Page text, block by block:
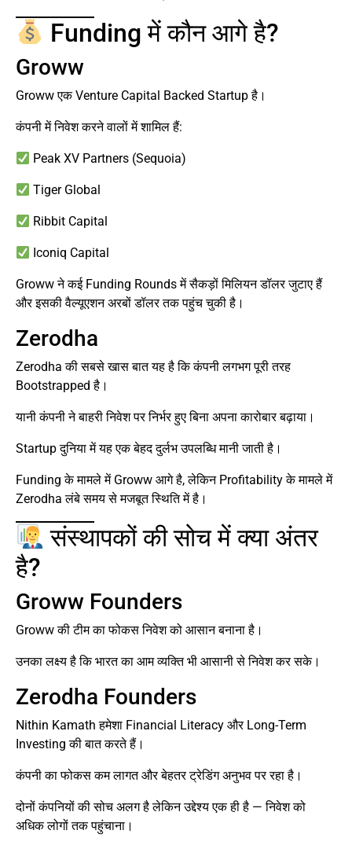
Funding में कौन आगे है?
Groww
Groww एक Venture Capital Backed Startup है।
कंपनी में निवेश करने वालों में शामिल हैं:
Peak XV Partners (Sequoia)
Tiger Global
Ribbit Capital
Iconiq Capital
Groww ने कई Funding Rounds में सैकड़ों मिलियन डॉलर जुटाए हैं
और इसकी वैल्यूएशन अरबों डॉलर तक पहुंच चुकी है।
Zerodha
Zerodha की सबसे खास बात यह है कि कंपनी लगभग पूरी तरह
Bootstrapped है।
यानी कंपनी ने बाहरी निवेश पर निर्भर हुए बिना अपना कारोबार बढ़ाया।
Startup दुनिया में यह एक बेहद दुर्लभ उपलब्धि मानी जाती है।
Funding के मामले में Groww आगे है, लेकिन Profitability के मामले में
Zerodha लंबे समय से मजबूत स्थिति में है।
संस्थापकों की सोच में क्या अंतर
है?
Groww Founders
Groww की टीम का फोकस निवेश को आसान बनाना है।
उनका लक्ष्य है कि भारत का आम व्यक्ति भी आसानी से निवेश कर सके।
Zerodha Founders
Nithin Kamath हमेशा Financial Literacy और Long-Term
Investing की बात करते हैं।
कंपनी का फोकस कम लागत और बेहतर ट्रेडिंग अनुभव पर रहा है।
दोनों कंपनियों की सोच अलग है लेकिन उद्देश्य एक ही है — निवेश को
अधिक लोगों तक पहुंचाना।